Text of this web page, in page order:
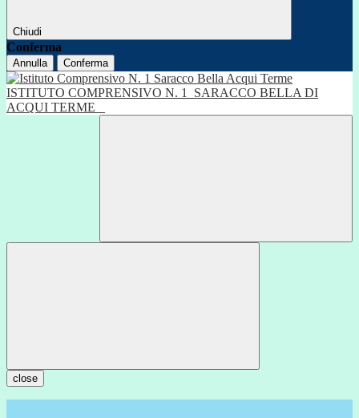
Chiudi
Conferma
Annulla Conferma
ISTITUTO COMPRENSIVO N. 1
SARACCO BELLA DI
ACQUI TERME
close